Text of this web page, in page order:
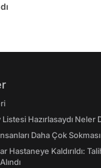
Hazırlasaydı Neler
Daha Çok
Hastaneye Kaldırıldı: